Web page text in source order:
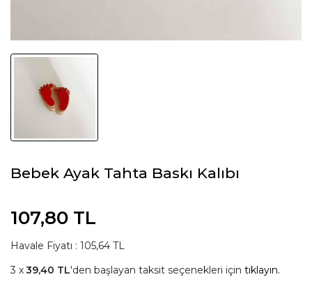
Bebek Ayak Tahta Baskı Kalıbı
107,80 TL
Havale Fiyatı : 105,64 TL
39,40 TL'den başlayan taksit seçenekleri için tıklayın.